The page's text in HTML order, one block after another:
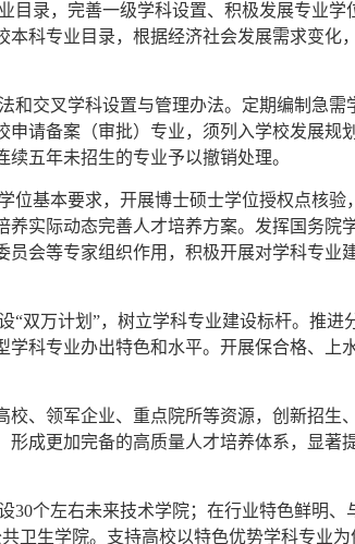
目录，完善一级学科设置、积极发展专业学
科专业目录，根据经济社会发展需求变化
和交叉学科设置与管理办法。定期编制急需
请备案（审批）专业，须列入学校发展规
五年未招生的专业予以撤销处理。
位基本要求，开展博士硕士学位授权点核验
实际动态完善人才培养方案。发挥国务院
会等专家组织作用，积极开展对学科专业
双万计划”，树立学科专业建设标杆。推进
科专业办出特色和水平。开展保合格、上
校、领军企业、重点院所等资源，创新招生
成更加完备的高质量人才培养体系，显著
30个左右未来技术学院；在行业特色鲜明、
卫生学院。支持高校以特色优势学科专业